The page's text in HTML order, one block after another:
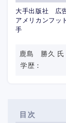
大手出版社 広
アメリカンフッ
手
鹿島 勝久
学歴：
目次